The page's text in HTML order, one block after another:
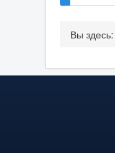
Вы здесь: